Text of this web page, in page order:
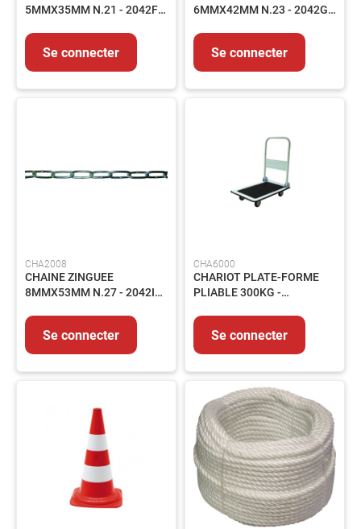
LUBRIFIANTS
GRAISSES
PEINTURES
ET
REVETEMENTS
DE
TRAITEMENT
DE
RECHANGE
Lot
de
bord
Flexibles
Pompe
et
circuit
5MMX35MM N.21 - 2042FB
Se connecter
6MMX42MM N.23 - 2042GB
Se connecter
CHA2008
CHAINE ZINGUEE
8MMX53MM N.27 - 2042IB
Se connecter
CHA6000
CHARIOT PLATE-FORME
PLIABLE 300KG -
Se connecter